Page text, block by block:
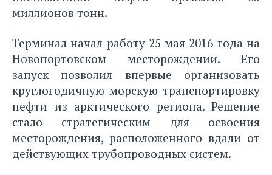
миллионов тонн.
Терминал начал работу 25 мая 2016 года на
Новопортовском месторождении. Его
запуск позволил впервые организовать
круглогодичную морскую транспортировку
нефти из арктического региона. Решение
стало стратегическим для освоения
месторождения, расположенного вдали от
действующих трубопроводных систем.